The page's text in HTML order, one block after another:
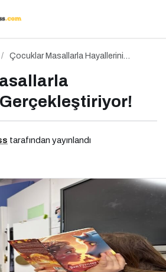
Çocuklar Masallarla Hayallerini
tarafından yayınlandı
Hayallerini